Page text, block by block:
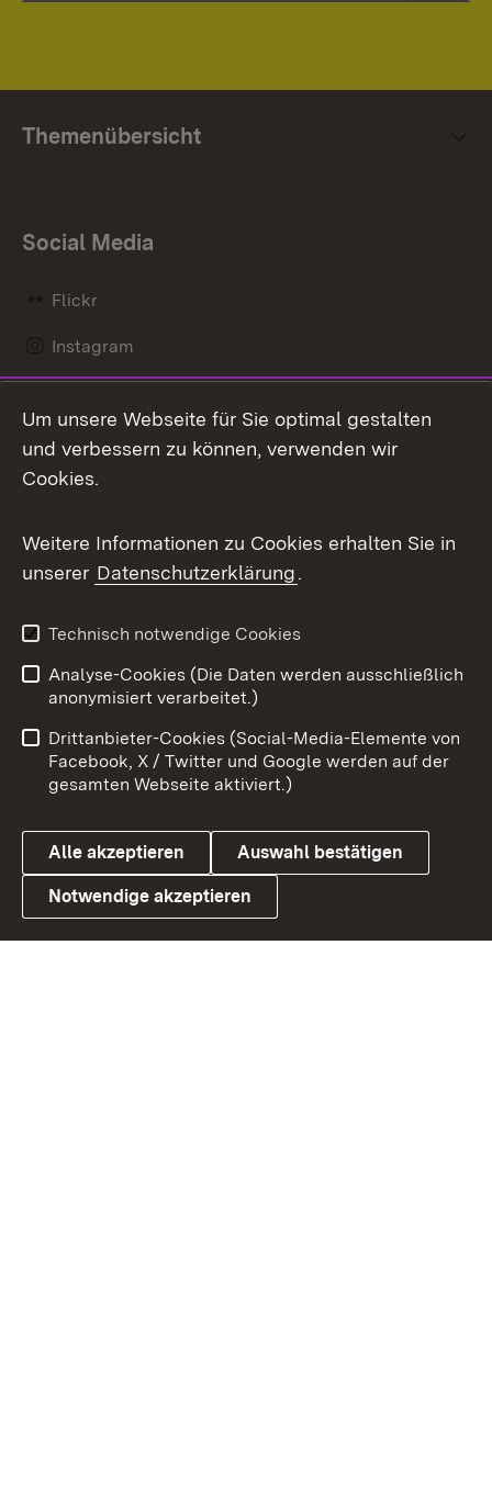
Themenübersicht
Social Media
Flickr
Instagram
Mastodon
Messenger
Social Wall
X / Twitter
Youtube
Link zum Landesportal
Benutzungshinweise
Barrierefreiheit
Datenschutz
Cookies
Um unsere Webseite für Sie optimal gestalten
und verbessern zu können, verwenden wir
Cookies.
Weitere Informationen zu Cookies erhalten Sie in
unserer Datenschutzerklärung.
Technisch notwendige Cookies
Analyse-Cookies (Die Daten werden ausschließlich
anonymisiert verarbeitet.)
Drittanbieter-Cookies (Social-Media-Elemente von
Facebook, X / Twitter und Google werden auf der
gesamten Webseite aktiviert.)
Alle akzeptieren Auswahl bestätigen
Notwendige akzeptieren